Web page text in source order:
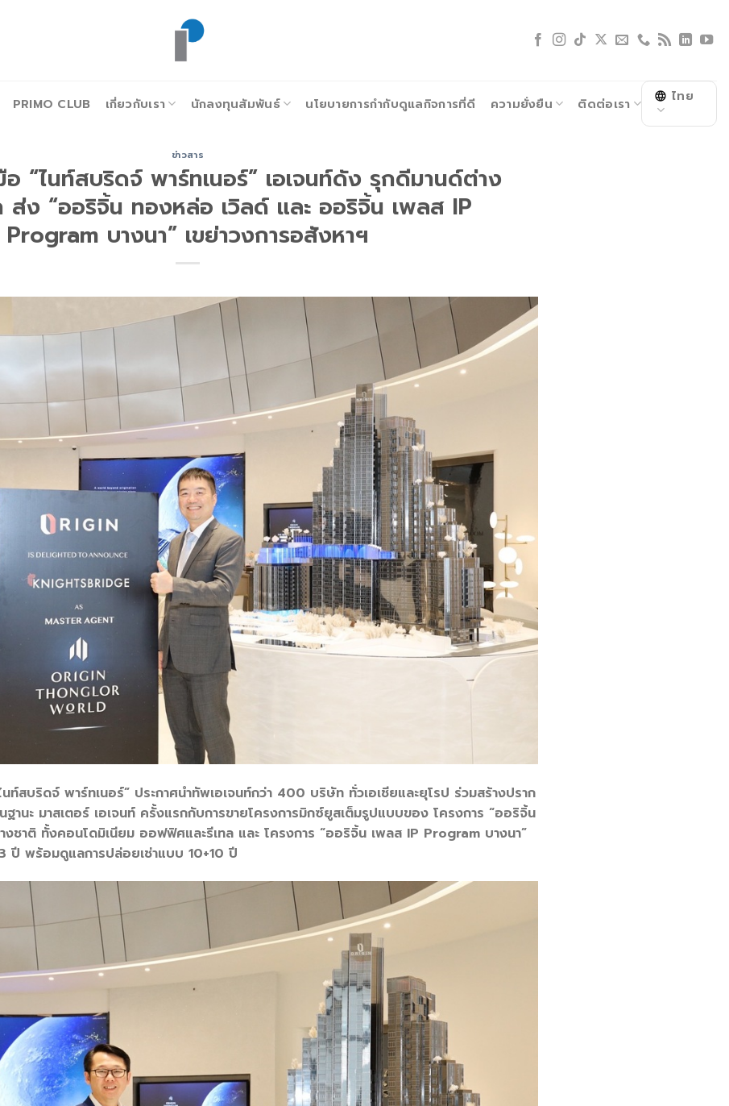
PRIMO CLUB เกี่ยวกับเรา นักลงทุนสัมพันธ์ นโยบายการกำกับดูแลกิจการที่ดี ความยั่งยืน ติดต่อเรา ไทย
ข่าวสาร
“ไนท์สบริดจ์ พาร์ทเนอร์” เอเจนท์ดัง รุกดีมานด์ต่าง
ส่ง “ออริจิ้น ทองหล่อ เวิลด์ และ ออริจิ้น เพลส IP
Program บางนา” เขย่าวงการอสังหาฯ
ท์สบริดจ์ พาร์ทเนอร์” ประกาศนำทัพเอเจนท์กว่า 400 บริษัท ทั่วเอเชียและยุโรป ร่วมสร้างปราก
ฐานะ มาสเตอร์ เอเจนท์ ครั้งแรกกับการขายโครงการมิกซ์ยูสเต็มรูปแบบของ โครงการ “ออริจิ้น
งชาติ ทั้งคอนโดมิเนียม ออฟฟิศและรีเทล และ โครงการ “ออริจิ้น เพลส IP Program บางนา”
ปี พร้อมดูแลการปล่อยเช่าแบบ 10+10 ปี